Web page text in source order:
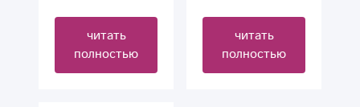
голубикой. Букет
шикарный, ягод
МНОГО и они
вкусные.
читать
полностью
демократичные
цены, сотрудники
всегда на связи.
Девочки, спасибо
читать
полностью